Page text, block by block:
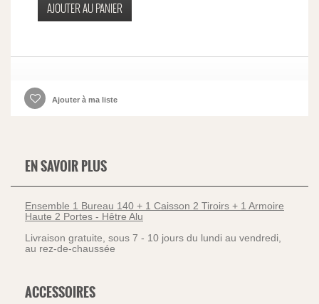
AJOUTER AU PANIER
Ajouter à ma liste
EN SAVOIR PLUS
Ensemble 1 Bureau 140 + 1 Caisson 2 Tiroirs + 1 Armoire
Haute 2 Portes - Hêtre Alu
Livraison gratuite, sous 7 - 10 jours du lundi au vendredi,
au rez-de-chaussée
ACCESSOIRES